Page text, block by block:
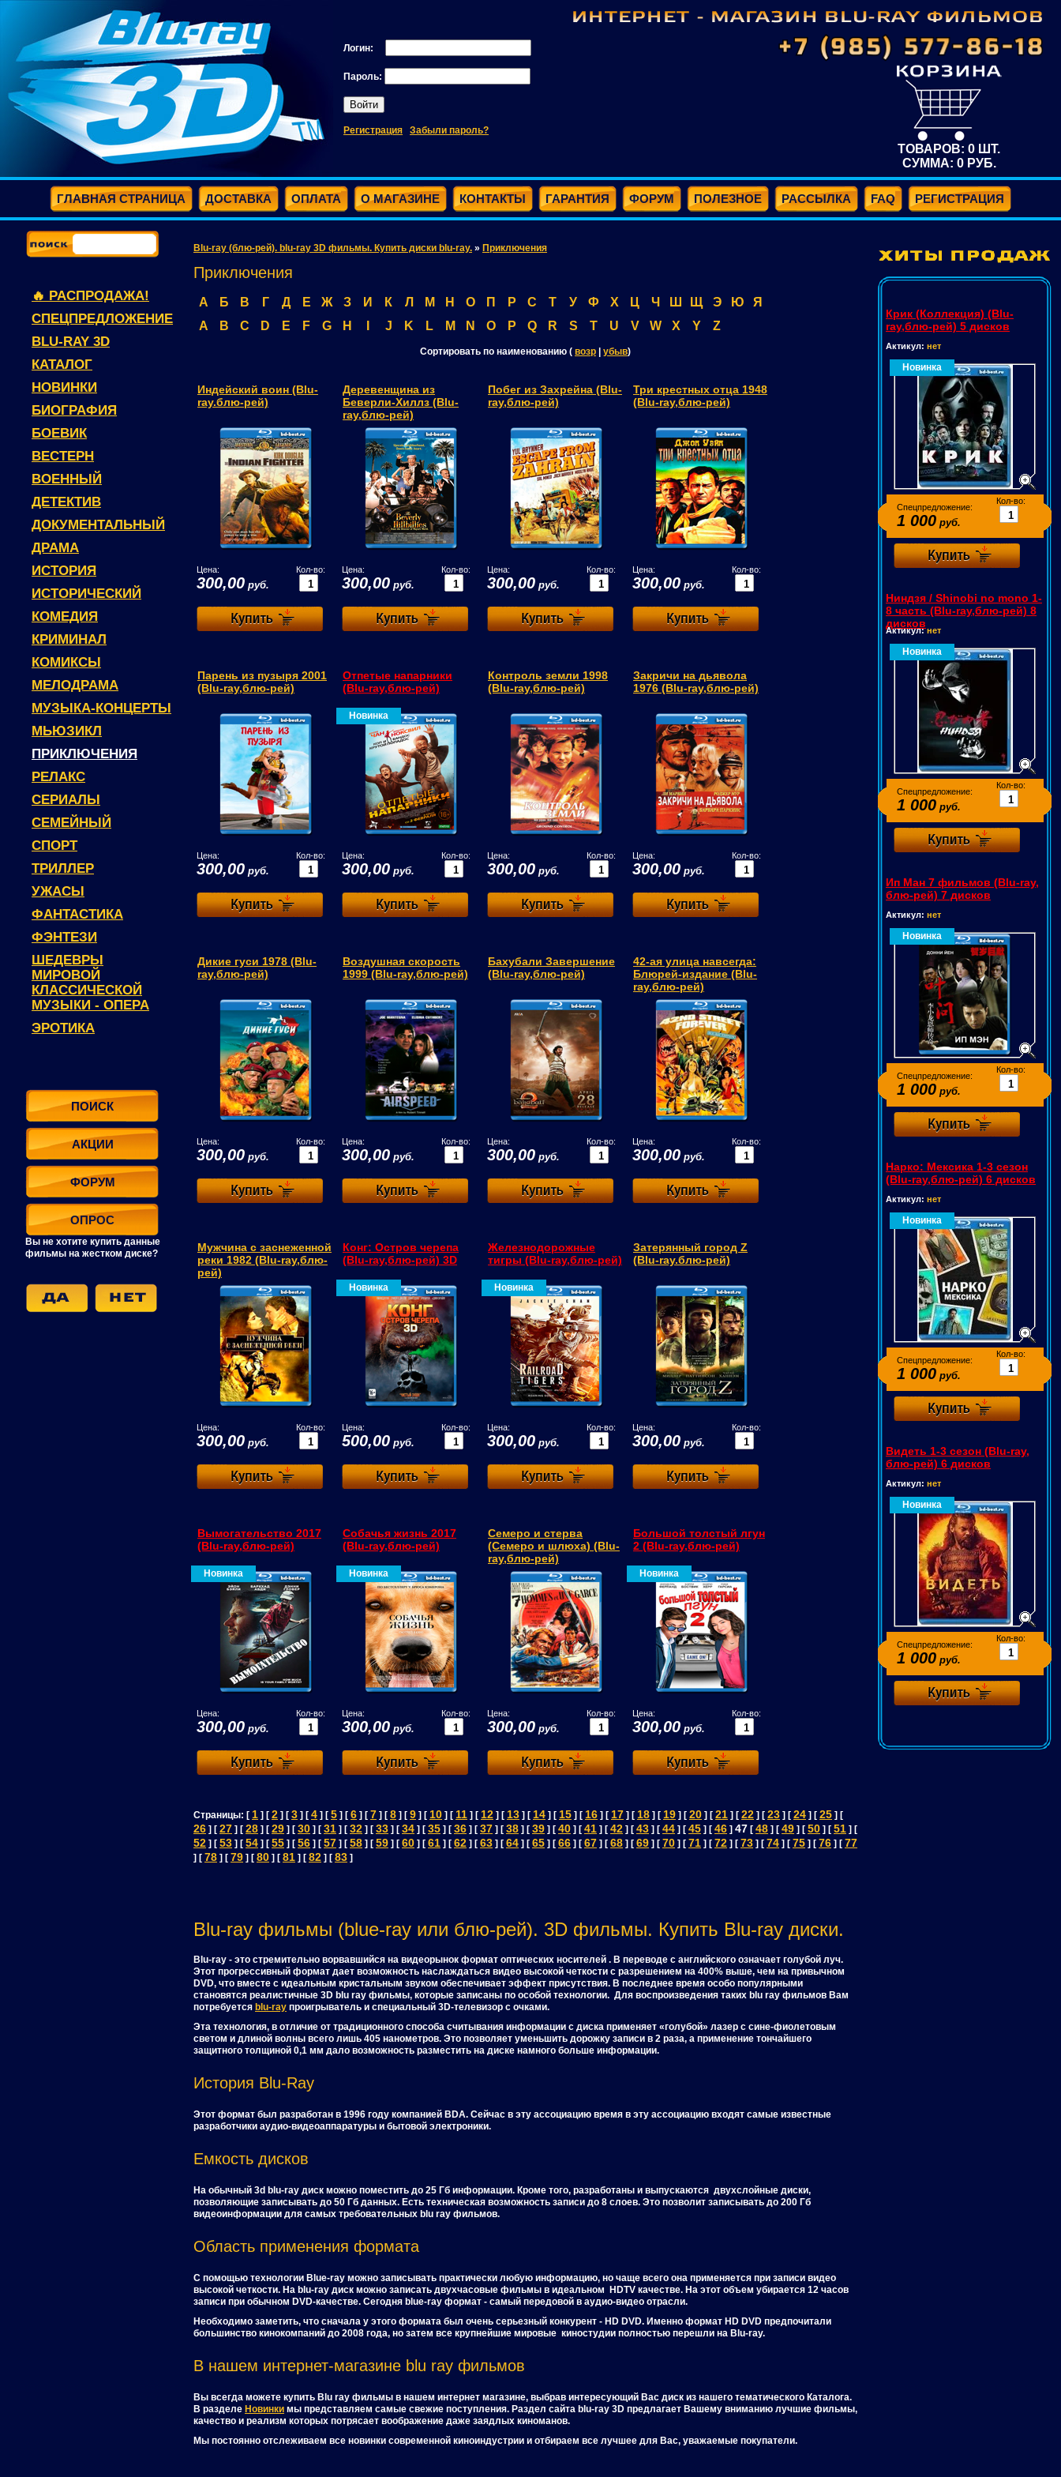
Логин:
Пароль:
Регистрация Забыли пароль?
ТОВАРОВ: 0 ШТ.
СУММА: 0РУБ.
ГЛАВНАЯ СТРАНИЦА ДОСТАВКА ОПЛАТА О МАГАЗИНЕ КОНТАКТЫ ГАРАНТИЯ ФОРУМ ПОЛЕЗНОЕ РАССЫЛКА FAQ РЕГИСТРАЦИЯ
🔥 РАСПРОДАЖА!
СПЕЦПРЕДЛОЖЕНИЕ
BLU-RAY 3D
КАТАЛОГ
НОВИНКИ
БИОГРАФИЯ
БОЕВИК
ВЕСТЕРН
ВОЕННЫЙ
ДЕТЕКТИВ
ДОКУМЕНТАЛЬНЫЙ
ДРАМА
ИСТОРИЯ
ИСТОРИЧЕСКИЙ
КОМЕДИЯ
КРИМИНАЛ
КОМИКСЫ
МЕЛОДРАМА
МУЗЫКА-КОНЦЕРТЫ
МЬЮЗИКЛ
ПРИКЛЮЧЕНИЯ
РЕЛАКС
СЕРИАЛЫ
СЕМЕЙНЫЙ
СПОРТ
ТРИЛЛЕР
УЖАСЫ
ФАНТАСТИКА
ФЭНТЕЗИ
ШЕДЕВРЫ
МИРОВОЙ
КЛАССИЧЕСКОЙ
МУЗЫКИ - ОПЕРА
ЭРОТИКА
ПОИСК
АКЦИИ
ФОРУМ
ОПРОС
Вы не хотите купить данные
фильмы на жестком диске?
Blu-ray (блю-рей). blu-ray 3D фильмы. Купить диски blu-ray. » Приключения
Приключения
А Б В Г Д Е Ж З И К Л М Н О П Р С Т У Ф Х Ц Ч Ш Щ Э Ю
Я
A
B C D E F G H J K L M N O P Q R S T U V W X Y Z
Сортировать по наименованию ( возр убыв)
Индейский воин (Blu-
ray.блю-рей)
Цена:
300,00 руб.
Кол-во:
Деревенщина из
Беверли-Хиллз (Blu-
ray,блю-рей)
Цена:
300,00 руб.
Кол-во:
Побег из Захрейна (Blu-
ray,блю-рей)
Цена:
300,00 руб.
Кол-во:
Три крестных отца 1948
(Blu-ray,блю-рей)
Цена:
300,00 руб.
Кол-во:
Парень из пузыря 2001
(Blu-ray,блю-рей)
Цена:
300,00 руб.
Кол-во:
Отпетые напарники
(Blu-ray,блю-рей)
Новинка
Цена:
300,00 руб.
Кол-во:
Контроль земли 1998
(Blu-ray,блю-рей)
Цена:
300,00 руб.
Кол-во:
Закричи на дьявола
1976 (Blu-ray,блю-рей)
Цена:
300,00 руб.
Кол-во:
Дикие гуси 1978 (Blu-
ray,блю-рей)
Цена:
300,00 руб.
Кол-во:
Воздушная скорость
1999 (Blu-ray,блю-рей)
Цена:
300,00 руб.
Кол-во:
Бахубали Завершение
(Blu-ray,блю-рей)
Цена:
300,00 руб.
Кол-во:
42-ая улица навсегда:
Блюрей-издание (Blu-
ray,блю-рей)
Цена:
300,00 руб.
Кол-во:
Мужчина с заснеженной
реки 1982 (Blu-ray,блю-
рей)
Цена:
300,00 руб.
Кол-во:
Конг: Остров черепа
(Blu-ray,блю-рей) 3D
Новинка
Цена:
500,00 руб.
Кол-во:
Железнодорожные
тигры (Blu-ray,блю-рей)
Новинка
Цена:
300,00 руб.
Кол-во:
Затерянный город Z
(Blu-ray.блю-рей)
Цена:
300,00 руб.
Кол-во:
Вымогательство 2017
(Blu-ray,блю-рей)
Новинка
Цена:
300,00 руб.
Кол-во:
Собачья жизнь 2017
(Blu-ray,блю-рей)
Новинка
Цена:
300,00 руб.
Кол-во:
Семеро и стерва
(Семеро и шлюха) (Blu-
ray,блю-рей)
Цена:
300,00 руб.
Кол-во:
Большой толстый лгун
2 (Blu-ray,блю-рей)
Новинка
Цена:
300,00 руб.
Кол-во:
Страницы: [ 1 ] [ 2 ] [ 3 ] [ 4 ] [ 5 ] [ 6 ] [ 7 ] [ 8 ] [ 9 ] [ 10 ] [ 11 ] [ 12 ] [ 13 ] [ 14 ] [ 15 ] [ 16 ] [ 17 ] [ 18 ] [ 19 ] [ 20 ] [ 21 ] [ 22 ] [ 23 ] [ 24 ] [ 25 ] [
26 ] [ 27 ] [ 28 ] [ 29 ] [ 30 ] [ 31 ] [ 32 ] [ 33 ] [ 34 ] [ 35 ] [ 36 ] [ 37 ] [ 38 ] [ 39 ] [ 40 ] [ 41 ] [ 42 ] [ 43 ] [ 44 ] [ 45 ] [ 46 ] 47 [ 48 ] [ 49 ] [ 50 ] [ 51 ] [
52 ] [ 53 ] [ 54 ] [ 55 ] [ 56 ] [ 57 ] [ 58 ] [ 59 ] [ 60 ] [ 61 ] [ 62 ] [ 63 ] [ 64 ] [ 65 ] [ 66 ] [ 67 ] [ 68 ] [ 69 ] [ 70 ] [ 71 ] [ 72 ] [ 73 ] [ 74 ] [ 75 ] [ 76 ] [ 77
] [ 78 ] [ 79 ] [ 80 ] [ 81 ] [ 82 ] [ 83 ]
Blu-ray фильмы (blue-ray или блю-рей). 3D фильмы. Купить Blu-ray диски.
Blu-ray - это стремительно ворвавшийся на видеорынок формат оптических носителей . В переводе с английского означает голубой луч.
Этот прогрессивный формат дает возможность наслаждаться видео высокой четкости с разрешением на 400% выше, чем на привычном
DVD, что вместе с идеальным кристальным звуком обеспечивает эффект присутствия. В последнее время особо популярными
становятся реалистичные 3D blu ray фильмы, которые записаны по особой технологии. Для воспроизведения таких blu ray фильмов Вам
потребуется blu-ray проигрыватель и специальный 3D-телевизор с очками.
Эта технология, в отличие от традиционного способа считывания информации с диска применяет «голубой» лазер с сине-фиолетовым
светом и длиной волны всего лишь 405 нанометров. Это позволяет уменьшить дорожку записи в 2 раза, а применение тончайшего
защитного толщиной 0,1 мм дало возможность разместить на диске намного больше информации.
История Blu-Ray
Этот формат был разработан в 1996 году компанией BDA. Сейчас в эту ассоциацию время в эту ассоциацию входят самые известные
разработчики аудио-видеоаппаратуры и бытовой электроники.
Емкость дисков
На обычный 3d blu-ray диск можно поместить до 25 Гб информации. Кроме того, разработаны и выпускаются двухслойные диски,
позволяющие записывать до 50 Гб данных. Есть техническая возможность записи до 8 слоев. Это позволит записывать до 200 Гб
видеоинформации для самых требовательных blu ray фильмов.
Область применения формата
С помощью технологии Blue-ray можно записывать практически любую информацию, но чаще всего она применяется при записи видео
высокой четкости. На blu-ray диск можно записать двухчасовые фильмы в идеальном HDTV качестве. На этот объем убирается 12 часов
записи при обычном DVD-качестве. Cегодня blue-ray формат - самый передовой в аудио-видео отрасли.
Необходимо заметить, что сначала у этого формата был очень серьезный конкурент - HD DVD. Именно формат HD DVD предпочитали
большинство кинокомпаний до 2008 года, но затем все крупнейшие мировые киностудии полностью перешли на Blu-ray.
В нашем интернет-магазине blu ray фильмов
Вы всегда можете купить Blu ray фильмы в нашем интернет магазине, выбрав интересующий Вас диск из нашего тематического Каталога.
В разделе Новинки мы представляем самые свежие поступления. Раздел сайта blu-ray 3D предлагает Вашему вниманию лучшие фильмы,
качество и реализм которых потрясает воображение даже заядлых киноманов.
Мы постоянно отслеживаем все новинки современной киноиндустрии и отбираем все лучшее для Вас, уважаемые покупатели.
Крик (Коллекция) (Blu-
ray,блю-рей) 5 дисков
Актикул: нет
Новинка
Спецпредложение:
1 000 руб.
Кол-во:
Ниндзя / Shinobi no mono 1-
8 часть (Blu-ray,блю-рей) 8
дисков
Актикул:нет
Новинка
Спецпредложение:
1 000 руб.
Кол-во:
Ип Ман 7 фильмов (Blu-ray,
блю-рей) 7 дисков
Актикул: нет
Новинка
Спецпредложение:
1 000 руб.
Кол-во:
Нарко: Мексика 1-3 сезон
(Blu-ray,блю-рей) 6 дисков
Актикул: нет
Новинка
Спецпредложение:
1 000 руб.
Кол-во:
Видеть 1-3 сезон (Blu-ray,
блю-рей) 6 дисков
Актикул: нет
Новинка
Спецпредложение:
1 000 руб.
Кол-во: